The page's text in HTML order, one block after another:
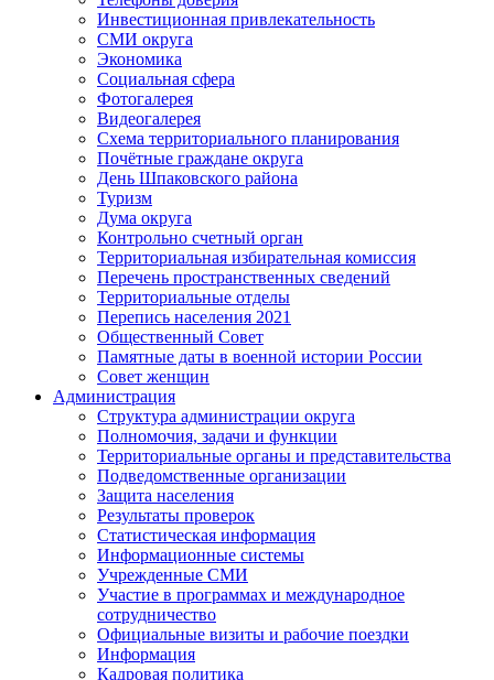
Инвестиционная привлекательность
СМИ округа
Экономика
Социальная сфера
Фотогалерея
Видеогалерея
Схема территориального планирования
Почётные граждане округа
День Шпаковского района
Туризм
Дума округа
Контрольно счетный орган
Территориальная избирательная комиссия
Перечень пространственных сведений
Территориальные отделы
Перепись населения 2021
Общественный Совет
Памятные даты в военной истории России
Совет женщин
Администрация
Структура администрации округа
Полномочия, задачи и функции
Территориальные органы и представительства
Подведомственные организации
Защита населения
Результаты проверок
Статистическая информация
Информационные системы
Учрежденные СМИ
Участие в программах и международное
сотрудничество
Официальные визиты и рабочие поездки
Информация
Кадровая политика